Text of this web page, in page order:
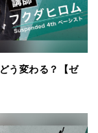
う変わる？【ゼ